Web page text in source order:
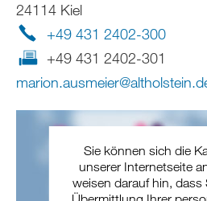
24114 Kiel
+49 431 2402-300
+49 431 2402-301
marion.ausmeier@altholstein.
Sie können sich die
unserer Internetseite
weisen darauf hin, dass